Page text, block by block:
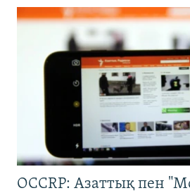
OCCRP: Азаттық пен